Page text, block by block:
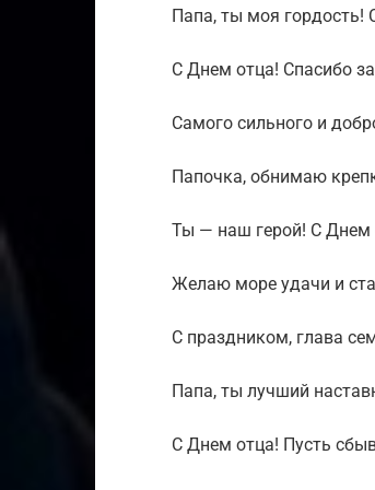
Папа, ты моя гордость!
С Днем отца! Спасибо
Самого сильного и
Папочка, обнимаю
Ты — наш герой! С Днем
Желаю море удачи и
С праздником, глава
Папа, ты лучший
С Днем отца! Пусть